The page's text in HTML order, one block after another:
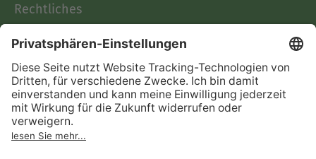
Rechtliches
AGB
Informationen nach Data
Act
Verträge hier kündigen
Impressum